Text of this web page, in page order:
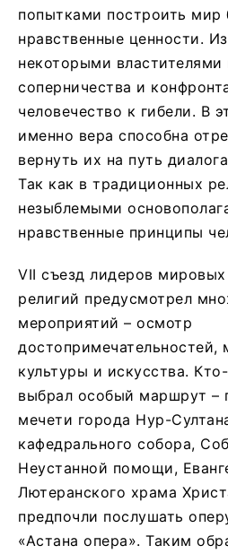
попытками построить мир
нравственные ценности.
некоторыми властителями
соперничества и
человечество к гибели. В
именно вера способна
вернуть их на путь
Так как в традиционных
незыблемыми
нравственные принципы
VII съезд лидеров
религий предусмотрел
мероприятий – осмотр
достопримечательностей,
культуры и искусства.
выбрал особый маршрут –
мечети города Нур-
кафедрального собора,
Неустанной помощи,
Лютеранского храма
предпочли послушать
«Астана опера». Таким